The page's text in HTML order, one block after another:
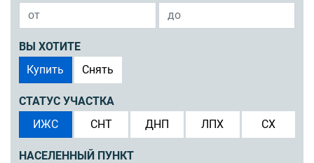
ВЫ ХОТИТЕ
Купить
Снять
СТАТУС УЧАСТКА
ИЖС
СНТ ДНП ЛПХ СХ
НАСЕЛЕННЫЙ ПУНКТ